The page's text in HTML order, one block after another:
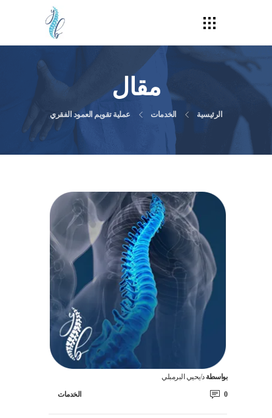
مقال
الرئيسية الخدمات عملية تقويم العمود الفقري
بواسطةد/يحيي البرمبلي
الخدمات 0